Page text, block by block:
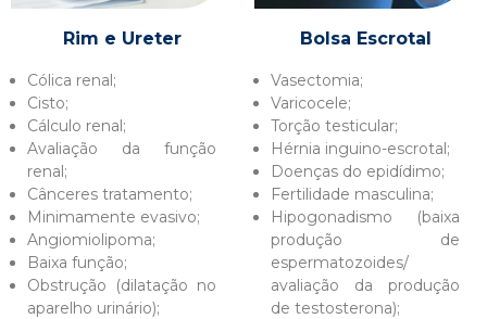
Rim e Ureter
Cólica renal;
Cisto;
Cálculo renal;
Avaliação da função
renal;
Cânceres tratamento;
Minimamente evasivo;
Angiomiolipoma;
Baixa função;
Obstrução (dilatação no
aparelho urinário);
Bolsa Escrotal
Vasectomia;
Varicocele;
Torção testicular;
Hérnia inguino-escrotal;
Doenças do epidídimo;
Fertilidade masculina;
Hipogonadismo (baixa
produção de
espermatozoides/
avaliação da produção
de testosterona);